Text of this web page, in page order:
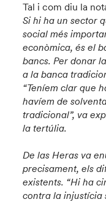
Tal i com diu la
Si hi ha un sector
social més
econòmica, és el
bancs. Per donar
a la banca
“Teníem clar que
havíem de
tradicional”, va
la tertúlia.
De las Heras va
precisament, els
existents. “Hi ha
contra la injustícia